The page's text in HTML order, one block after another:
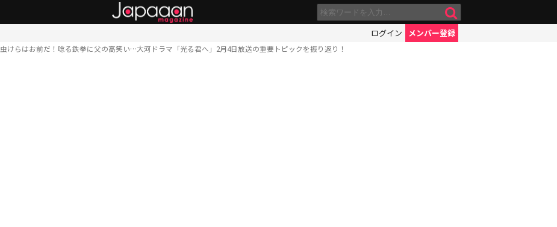
ログイン メンバー登録
虫けらはお前だ！唸る鉄拳に父の高笑い…大河ドラマ「光る君へ」2月4日放送の重要トピックを振り返り！